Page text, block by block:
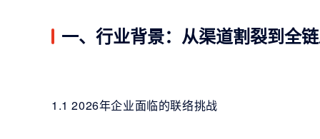
一、行业背景：从渠道割裂到全
1.1 2026年企业面临的联络挑战